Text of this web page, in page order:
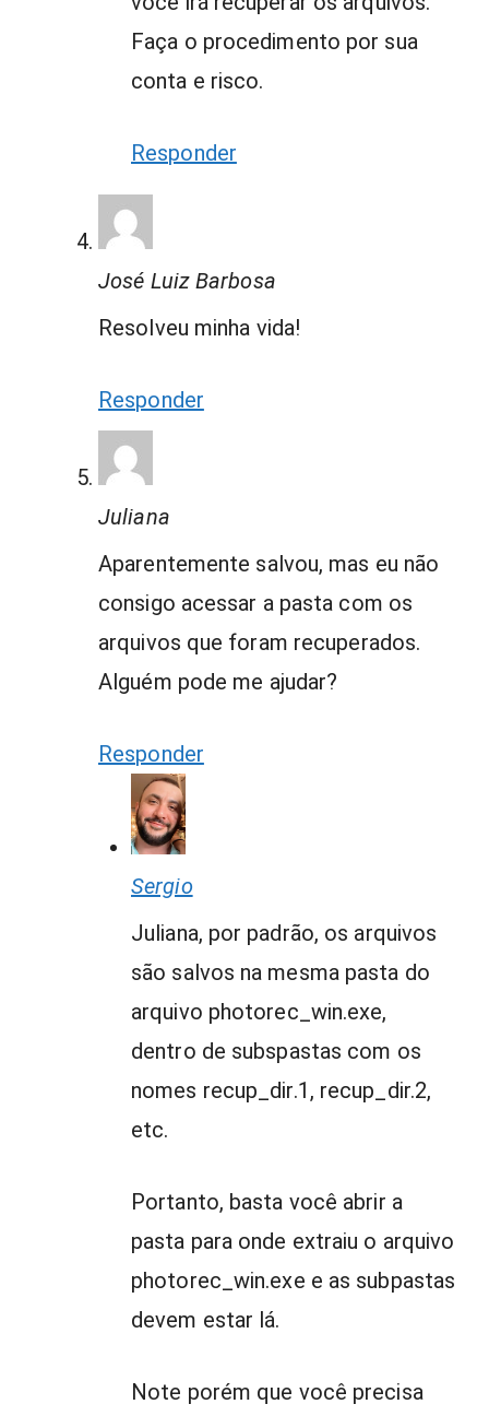
Faça o procedimento por sua
conta e risco.
Responder
José Luiz Barbosa
Resolveu minha vida!
Responder
Juliana
Aparentemente salvou, mas eu não
consigo acessar a pasta com os
arquivos que foram recuperados.
Alguém pode me ajudar?
Responder
Sergio
Juliana, por padrão, os arquivos
são salvos na mesma pasta do
arquivo photorec_win.exe,
dentro de subspastas com os
nomes recup_dir.1, recup_dir.2,
etc.
Portanto, basta você abrir a
pasta para onde extraiu o arquivo
photorec_win.exe e as subpastas
devem estar lá.
Note porém que você precisa